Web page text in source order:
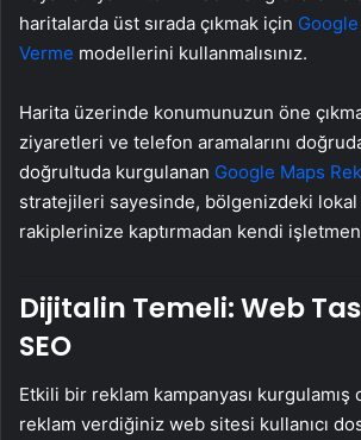
haritalarda üst sırada çıkmak için
Verme modellerini kullanmalısınız.
Harita üzerinde konumunuzun öne
ziyaretleri ve telefon aramalarını
doğrultuda kurgulanan Google Maps
stratejileri sayesinde, bölgenizdeki
rakiplerinize kaptırmadan kendi
Dijitalin Temeli: Web
SEO
Etkili bir reklam kampanyası kurgulamış
reklam verdiğiniz web sitesi kullanıcı